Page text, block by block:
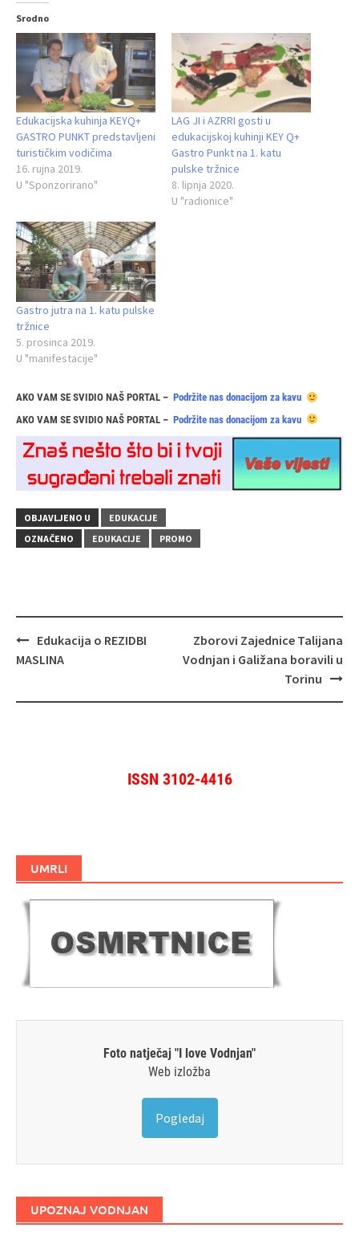
Srodno
Edukacijska kuhinja KEYQ+
GASTRO PUNKT predstavljeni
turističkim vodičima
16. rujna 2019.
U "Sponzorirano"
LAG JI i AZRRI gosti u
edukacijskoj kuhinji KEY Q+
Gastro Punkt na 1. katu
pulske tržnice
8. lipnja 2020.
U "radionice"
Gastro jutra na 1. katu pulske
tržnice
5. prosinca 2019.
U "manifestacije"
AKO VAM SE SVIDIO NAŠ PORTAL – Podržite nas donacijom za kavu
AKO VAM SE SVIDIO NAŠ PORTAL – Podržite nas donacijom za kavu
OBJAVLJENO U
EDUKACIJE
OZNAČENO
EDUKACIJE PROMO
Navigacija
objava
Edukacija o REZIDBI
MASLINA
Zborovi Zajednice Talijana
Vodnjan i Galižana boravili u
Torinu
ISSN 3102-4416
UMRLI
Foto natječaj "I love Vodnjan"
Web izložba
Pogledaj
UPOZNAJ VODNJAN